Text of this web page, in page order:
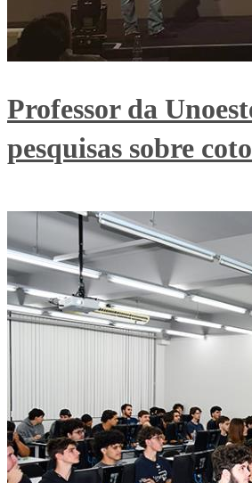
Professor da
pesquisas sobre